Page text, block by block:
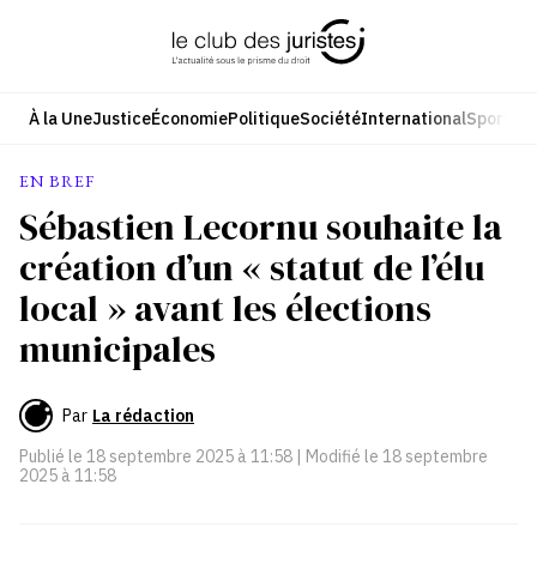
À la UneJusticeÉconomiePolitiqueSociétéInternationalSport
EN BREF
Sébastien Lecornu souhaite la
création d’un « statut de l’élu
local » avant les élections
municipales
Par La rédaction
Publié le 18 septembre 2025 à 11:58 | Modifié le 18 septembre
2025 à 11:58